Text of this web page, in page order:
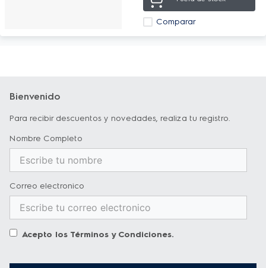
Comparar
Bienvenido
Para recibir descuentos y novedades, realiza tu registro.
Nombre Completo
Correo electronico
Acepto los Términos y Condiciones.